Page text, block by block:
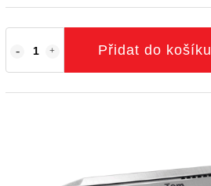
Přidat do košíku